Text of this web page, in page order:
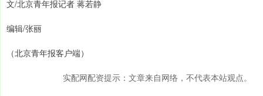
文/北京青年报记者 蒋若静
编辑/张丽
（北京青年报客户端）
实配网配资提示：文章来自网络，不代表本站观点。